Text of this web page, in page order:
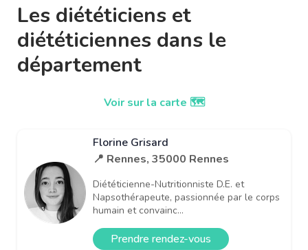
Les diététiciens et
diététiciennes dans le
département
Voir sur la carte 🗺️
Florine Grisard
📍 Rennes, 35000 Rennes
Diététicienne-Nutritionniste D.E. et
Napsothérapeute, passionnée par le corps
humain et convainc...
Prendre rendez-vous